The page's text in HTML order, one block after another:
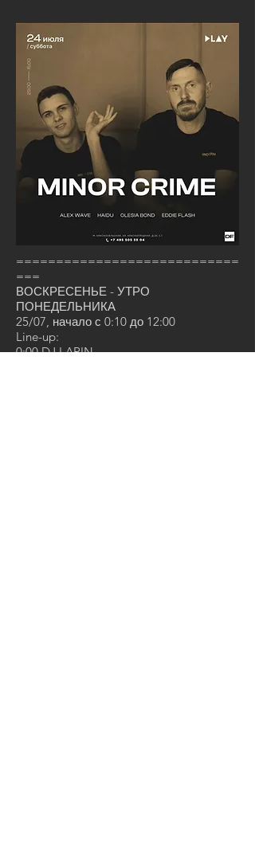
============================
===
ВОСКРЕСЕНЬЕ - УТРО
ПОНЕДЕЛЬНИКА
25/07, начало с 0:10 до 12:00
Line-up:
0:00 DJ LARIN